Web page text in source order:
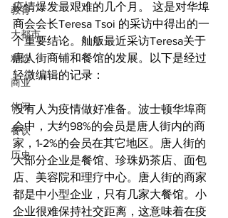
教育
大都市
精选
商业
休闲
餐饮
历史
疫情爆发最艰难的几个月。 这是对华埠
商会会长Teresa Tsoi 的采访中得出的一
个重要结论。舢舨最近采访Teresa关于
唐人街商铺和餐馆的发展。以下是经过
轻微编辑的记录：
没有人为疫情做好准备。波士顿华埠商
会中，大约98%的会员是唐人街内的商
家，1-2%的会员在其它地区。唐人街的
大部分企业是餐馆、珍珠奶茶店、面包
店、美容院和理疗中心。唐人街的商家
都是中小型企业，只有几家大餐馆。小
企业很难保持社交距离，这意味着在疫